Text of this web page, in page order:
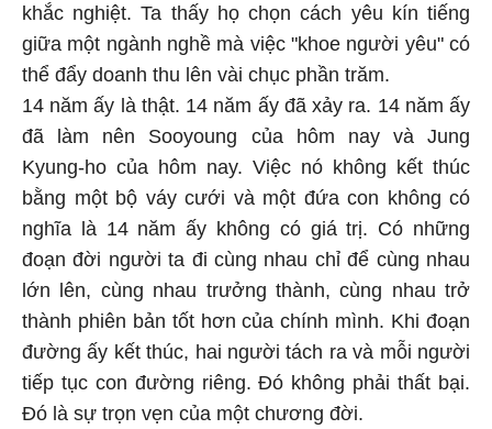
khắc nghiệt. Ta thấy họ chọn cách yêu kín tiếng
giữa một ngành nghề mà việc "khoe người yêu" có
thể đẩy doanh thu lên vài chục phần trăm.
14 năm ấy là thật. 14 năm ấy đã xảy ra. 14 năm ấy
đã làm nên Sooyoung của hôm nay và Jung
Kyung-ho của hôm nay. Việc nó không kết thúc
bằng một bộ váy cưới và một đứa con không có
nghĩa là 14 năm ấy không có giá trị. Có những
đoạn đời người ta đi cùng nhau chỉ để cùng nhau
lớn lên, cùng nhau trưởng thành, cùng nhau trở
thành phiên bản tốt hơn của chính mình. Khi đoạn
đường ấy kết thúc, hai người tách ra và mỗi người
tiếp tục con đường riêng. Đó không phải thất bại.
Đó là sự trọn vẹn của một chương đời.